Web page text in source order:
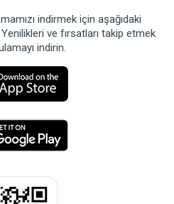
indirmek için aşağıdaki
ve fırsatları takip etmek
indirin.